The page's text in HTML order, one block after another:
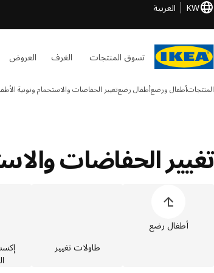
KW العربية
تسوق المنتجات الغرف العروض
المنتجاتأطفال ورضعأطفال رضعتغيير الحفاضات والاستحمام ونونية
تغيير الحفاضات
أطفال رضع
طاولات تغيير